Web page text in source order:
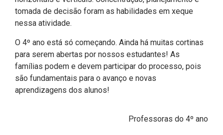
tomada de decisão foram as habilidades em xeque
nessa atividade.
O 4º ano está só começando. Ainda há muitas cortinas
para serem abertas por nossos estudantes! As
famílias podem e devem participar do processo, pois
são fundamentais para o avanço e novas
aprendizagens dos alunos!
Professoras do 4º ano